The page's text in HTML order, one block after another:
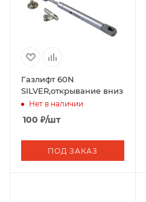
Газлифт 60N
SILVER,открывание вниз
Нет в наличии
100 ₽/шт
ПОД ЗАКАЗ